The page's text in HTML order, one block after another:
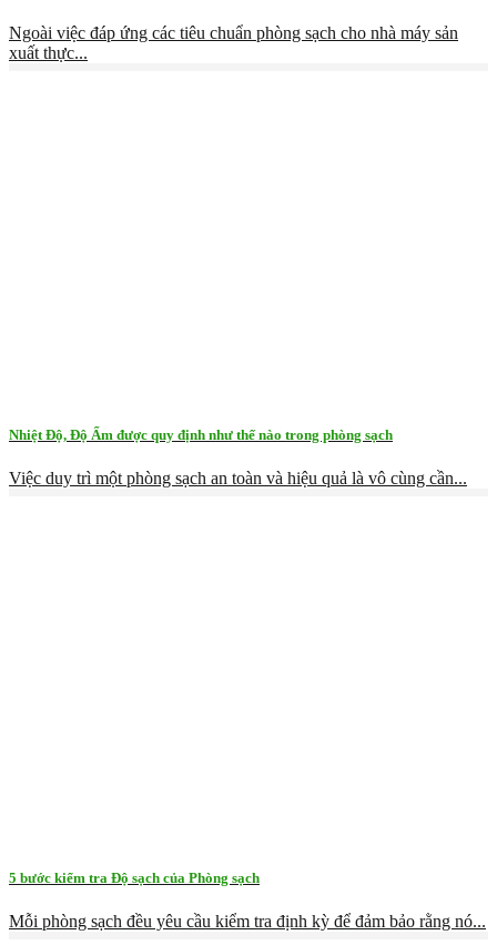
Ngoài việc đáp ứng các tiêu chuẩn phòng sạch cho nhà máy sản
xuất thực...
Nhiệt Độ, Độ Ẩm được quy định như thế nào trong phòng sạch
Việc duy trì một phòng sạch an toàn và hiệu quả là vô cùng cần...
5 bước kiểm tra Độ sạch của Phòng sạch
Mỗi phòng sạch đều yêu cầu kiểm tra định kỳ để đảm bảo rằng nó...